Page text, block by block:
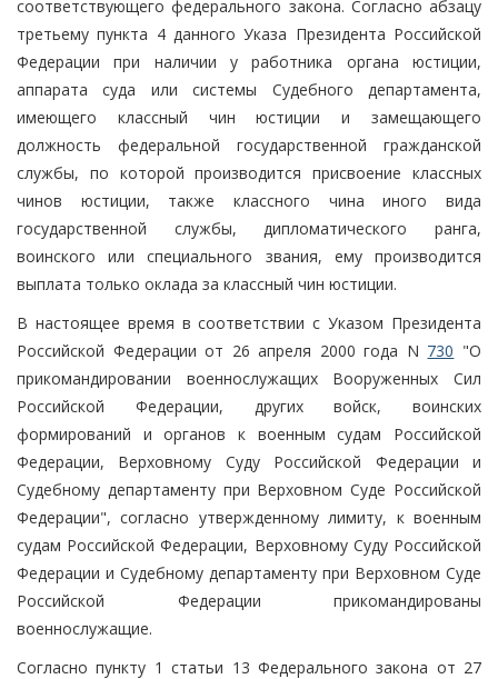
соответствующего федерального закона. Согласно абзацу
третьему пункта 4 данного Указа Президента Российской
Федерации при наличии у работника органа юстиции,
аппарата суда или системы Судебного департамента,
имеющего классный чин юстиции и замещающего
должность федеральной государственной гражданской
службы, по которой производится присвоение классных
чинов юстиции, также классного чина иного вида
государственной службы, дипломатического ранга,
воинского или специального звания, ему производится
выплата только оклада за классный чин юстиции.
В настоящее время в соответствии с Указом Президента
Российской Федерации от 26 апреля 2000 года N 730 "О
прикомандировании военнослужащих Вооруженных Сил
Российской Федерации, других войск, воинских
формирований и органов к военным судам Российской
Федерации, Верховному Суду Российской Федерации и
Судебному департаменту при Верховном Суде Российской
Федерации", согласно утвержденному лимиту, к военным
судам Российской Федерации, Верховному Суду Российской
Федерации и Судебному департаменту при Верховном Суде
Российской Федерации прикомандированы
военнослужащие.
Согласно пункту 1 статьи 13 Федерального закона от 27